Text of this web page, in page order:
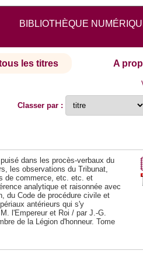
BIBLIOTHÈQUE
les titres A
Classer par :
dans les procès-verbaux du
les observations du Tribunat,
de commerce, etc. etc. et
analytique et raisonnée avec
du Code de procédure civile et
antérieurs qui s'y
l'Empereur et Roi / par J.-G.
de la Légion d'honneur. Tome